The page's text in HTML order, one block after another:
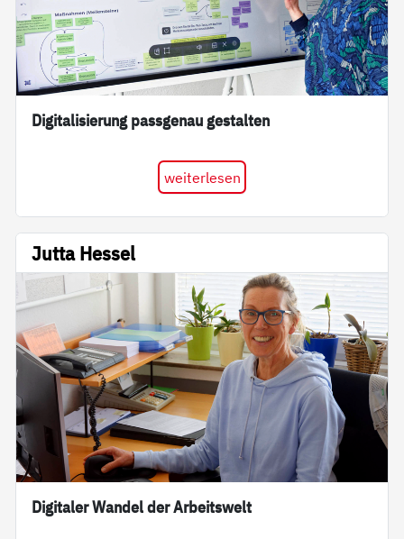
Digitalisierung passgenau gestalten
weiterlesen
Jutta Hessel
Digitaler Wandel der Arbeitswelt